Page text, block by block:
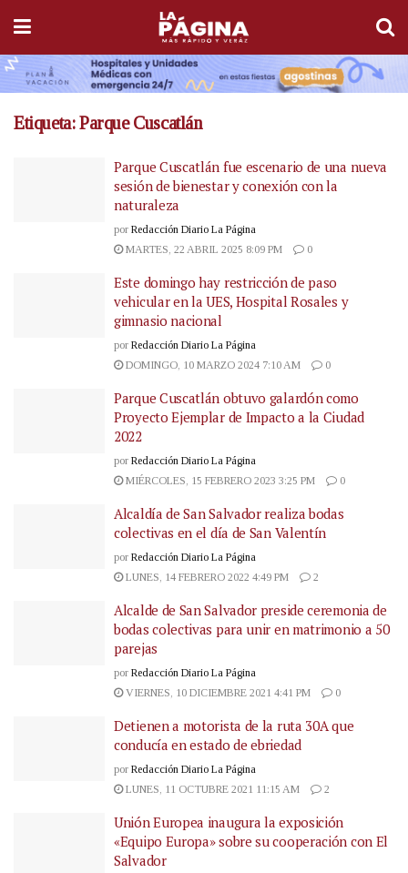
Etiqueta:Parque Cuscatlán
Parque Cuscatlán fue escenario de una nueva
sesión de bienestar y conexión con la
naturaleza
por Redacción Diario La Página
MARTES, 22 ABRIL 2025 8:09 PM
0
Este domingo hay restricción de paso
vehicular en la UES, Hospital Rosales y
gimnasio nacional
por Redacción Diario La Página
DOMINGO, 10 MARZO 2024 7:10 AM
0
Parque Cuscatlán obtuvo galardón como
Proyecto Ejemplar de Impacto a la Ciudad
2022
por Redacción Diario La Página
MIÉRCOLES, 15 FEBRERO 2023 3:25 PM
0
Alcaldía de San Salvador realiza bodas
colectivas en el día de San Valentín
por Redacción Diario La Página
LUNES, 14 FEBRERO 2022 4:49 PM
2
Alcalde de San Salvador preside ceremonia de
bodas colectivas para unir en matrimonio a 50
parejas
por Redacción Diario La Página
VIERNES, 10 DICIEMBRE 2021 4:41 PM
0
Detienen a motorista de la ruta 30A que
conducía en estado de ebriedad
por Redacción Diario La Página
LUNES, 11 OCTUBRE 2021 11:15 AM
2
Unión Europea inaugura la exposición
«Equipo Europa» sobre su cooperación con El
Salvador